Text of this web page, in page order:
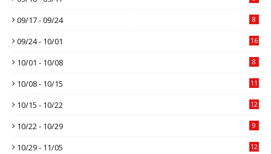
09/17 - 09/24 8
09/24 - 10/01 16
10/01 - 10/08 8
10/08 - 10/15 11
10/15 - 10/22 12
10/22 - 10/29 9
10/29 - 11/05 12